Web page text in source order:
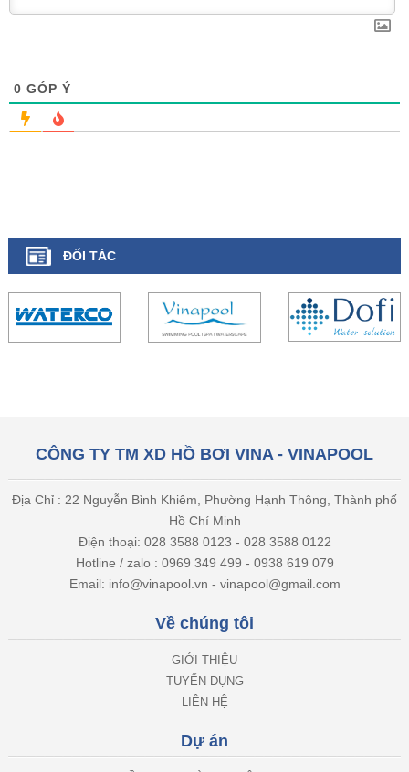
0 GÓP Ý
ĐỐI TÁC
CÔNG TY TM XD HỒ BƠI VINA - VINAPOOL
Địa Chỉ : 22 Nguyễn Bỉnh Khiêm, Phường Hạnh Thông, Thành phố
Hồ Chí Minh
Điện thoại: 028 3588 0123 - 028 3588 0122
Hotline / zalo : 0969 349 499 - 0938 619 079
Email: info@vinapool.vn - vinapool@gmail.com
Về chúng tôi
GIỚI THIỆU
TUYỂN DỤNG
LIÊN HỆ
Dự án